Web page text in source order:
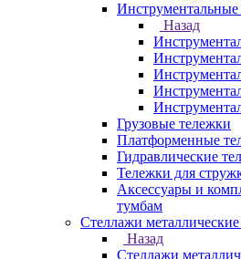
Назад
Грузовые тележки
Платформенные
Гидравлические
Тележки для
Аксесcуары и
тумбам
Стеллажи металлические
Назад
Стеллажи